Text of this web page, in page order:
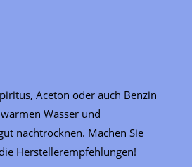
Aceton oder auch Benzin
Wasser und
nachtrocknen. Machen Sie
Herstellerempfehlungen!